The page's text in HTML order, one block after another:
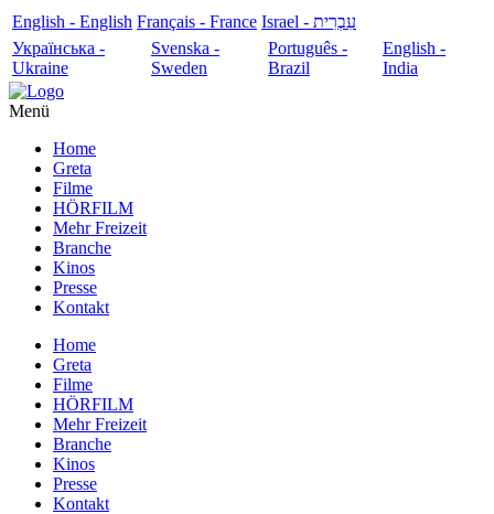
English - English Français - France
עִבְרִית - Israel
Українська -
Ukraine
Svenska -
Sweden
Português -
Brazil
English -
India
Menü
Home
Greta
Filme
HÖRFILM
Mehr Freizeit
Branche
Kinos
Presse
Kontakt
Home
Greta
Filme
HÖRFILM
Mehr Freizeit
Branche
Kinos
Presse
Kontakt